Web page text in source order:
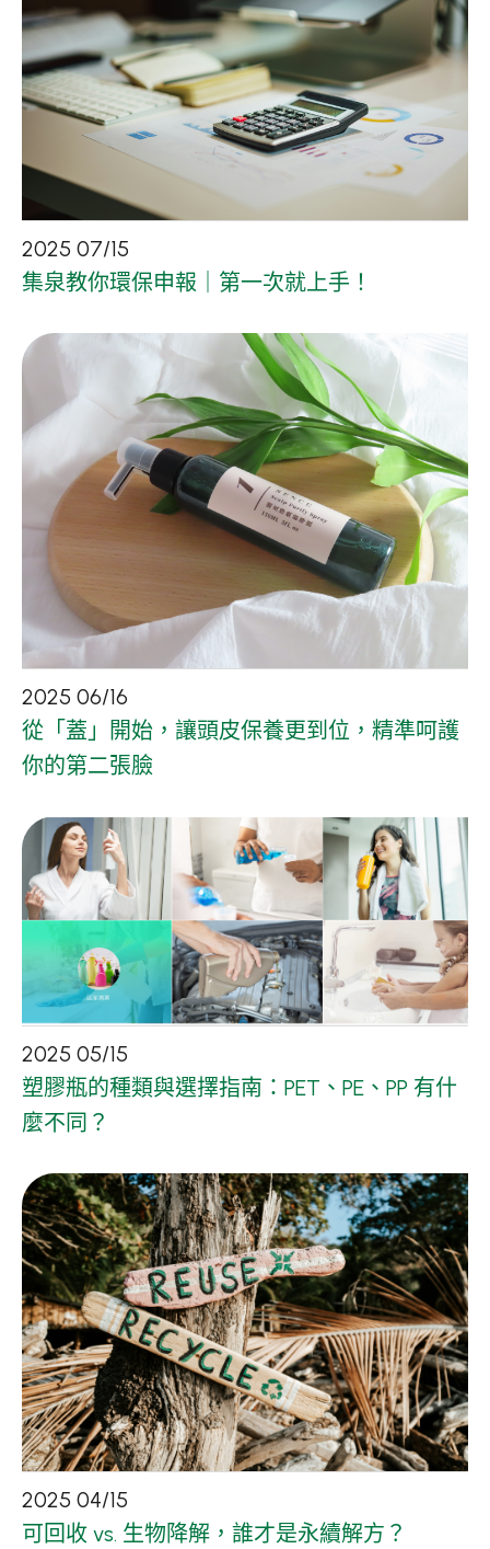
2025 07/15
集泉教你環保申報｜第一次就上手！
2025 06/16
從「蓋」開始，讓頭皮保養更到位，精準呵護
你的第二張臉
2025 05/15
塑膠瓶的種類與選擇指南：PET、PE、PP 有什
麼不同？
2025 04/15
可回收 vs. 生物降解，誰才是永續解方？